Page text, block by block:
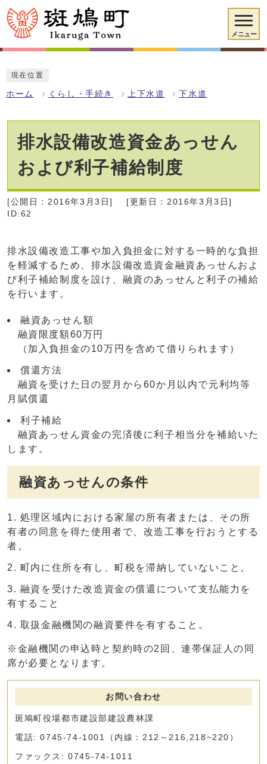
メニュー
現在位置
ホーム くらし・手続き 上下水道 下水道
排水設備改造資金あっせん
および利子補給制度
[公開日：2016年3月3日]
[更新日：2016年3月3日]
ID:62
排水設備改造工事や加入負担金に対する一時的な負担
を軽減するため、排水設備改造資金融資あっせんおよ
び利子補給制度を設け、融資のあっせんと利子の補給
を行います。
融資あっせん額
融資限度額60万円
（加入負担金の10万円を含めて借りられます）
償還方法
融資を受けた日の翌月から60か月以内で元利均等
月賦償還
利子補給
融資あっせん資金の完済後に利子相当分を補給いた
します。
融資あっせんの条件
処理区域内における家屋の所有者または、その所
有者の同意を得た使用者で、改造工事を行おうとする
者。
町内に住所を有し、町税を滞納していないこと。
融資を受けた改造資金の償還について支払能力を
有すること
取扱金融機関の融資要件を有すること。
※金融機関の申込時と契約時の2回、連帯保証人の同
席が必要となります。
お問い合わせ
斑鳩町役場都市建設部建設農林課
電話: 0745-74-1001（内線：212～216,218~220）
ファックス: 0745-74-1011